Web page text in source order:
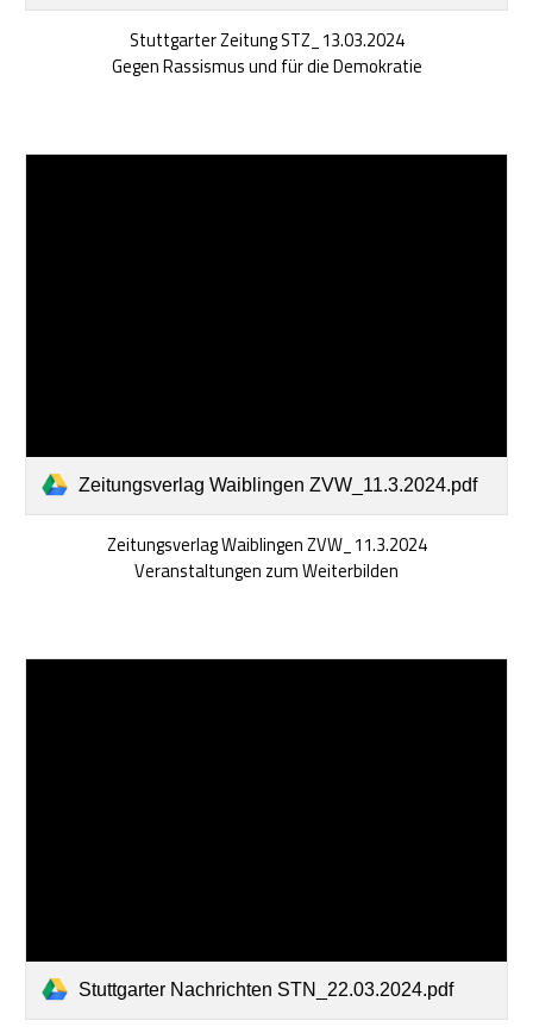
Stuttgarter Zeitung STZ_13.03.2024
Gegen Rassismus und für die Demokratie
Zeitungsverlag Waiblingen ZVW_11.3.2024.pdf
Zeitungsverlag Waiblingen ZVW_11.3.2024
Veranstaltungen zum Weiterbilden
Stuttgarter Nachrichten STN_22.03.2024.pdf